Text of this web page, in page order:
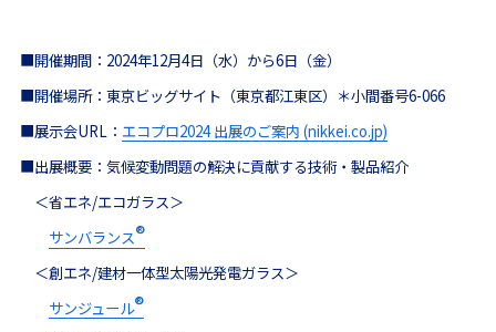
■開催期間：2024年12月4日（水）から6日（金）
■開催場所： 東京ビッグサイト（東京都江東区）＊小間番号6-066
■展示会URL： エコプロ2024 出展のご案内 (nikkei.co.jp)
■出展概要： 気候変動問題の解決に貢献する技術・製品紹介
＜省エネ/エコガラス＞
サンバランス®
＜創エネ/建材一体型太陽光発電ガラス＞
サンジュール®